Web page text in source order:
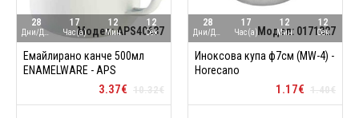
28
Дни/Ден
17
Час(а)
12
Мин
11
Сек
Модел:APS40637
Емайлирано канче 500мл
ENAMELWARE - APS
3.37€ 10.32€
28
Дни/Ден
17
Час(а)
12
Мин
11
Сек
Модел: 0171327
Иноксова купа ф7см (MW-4) -
Horecano
1.17€ 1.40€